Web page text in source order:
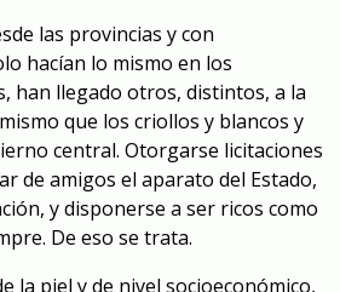
las provincias y con
hacían lo mismo en los
han llegado otros, distintos, a la
que los criollos y blancos y
central. Otorgarse licitaciones
de amigos el aparato del Estado,
y disponerse a ser ricos como
De eso se trata.
la piel y de nivel socioeconómico,